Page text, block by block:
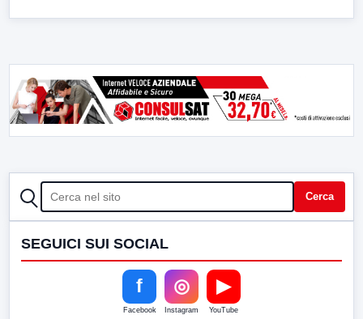
CERCA Cerca
SEGUICI SUI SOCIAL
f
Facebook
◎
Instagram
▶
YouTube